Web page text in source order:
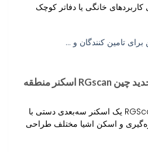
خانگی یا دفاتر کوچک
اسکنر سه بعدی دستی جدید چین RGscan اسکنر منطقه
دستگاه RGScan یک اسکنر سه‌بعدی دستی با
و اسکن اشیا مختلف طراحی